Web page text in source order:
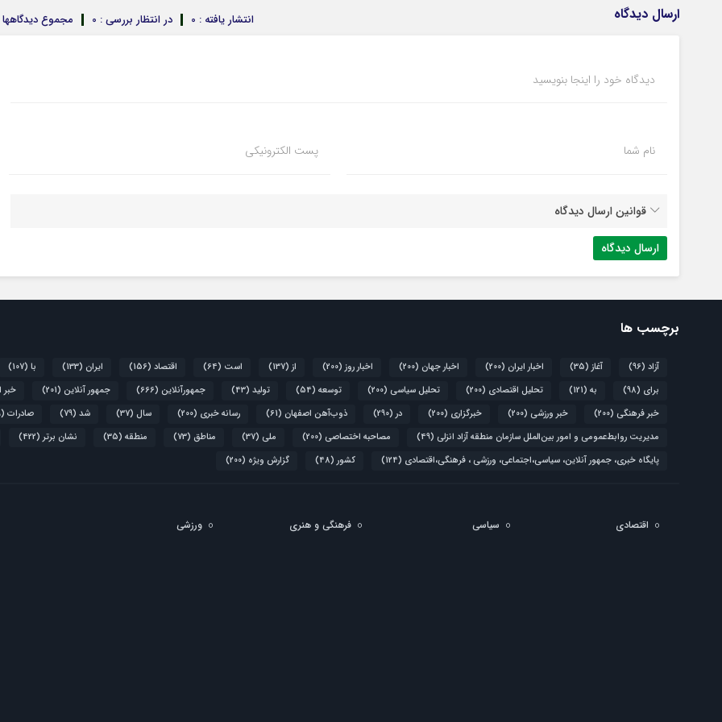
ارسال دیدگاه مجموع دیدگاهها در انتظار بررسی : 0 انتشار یافته : 0
دیدگاه خود را اینجا بنویسید
نام شما پست الکترونیکی
قوانین ارسال دیدگاه
برچسب ها
آزاد (96) آغاز (35) اخبار ایران (200) اخبار جهان (200) اخبار روز (200) از (137) است (64) اقتصاد (156) ایران (133) با (107)
برای (98) به (121) تحلیل اقتصادی (200) تحلیل سیاسی (200) توسعه (54) تولید (43) جمهورآنلاین (666) جمهور آنلاین (201)
خبر
خبر فرهنگی (200) خبر ورزشی (200) خبرگزاری (200) در (290) ذوب‌آهن اصفهان (61) رسانه خبری (200) سال (37) شد (79) صادرات (39)
مدیریت روابط‌عمومی و امور بین‌الملل سازمان منطقه آزاد انزلی (49) مصاحبه اختصاصی (200) ملی (37) مناطق (73) منطقه (35) نشان برتر (422)
پایگاه خبری، جمهور آنلاین، سیاسی،اجتماعی، ورزشی ، فرهنگی،اقتصادی (124) کشور (48) گزارش ویژه (200)
اقتصادی سیاسی فرهنگی و هنری ورزشی